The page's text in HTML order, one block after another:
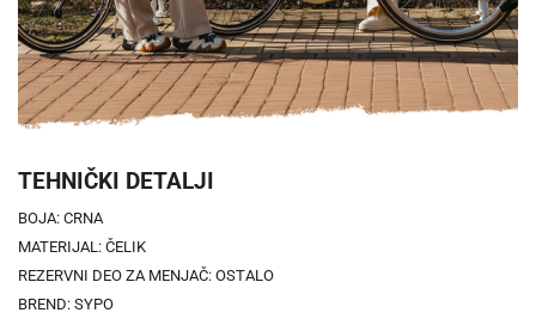
TEHNIČKI DETALJI
BOJA: CRNA
MATERIJAL: ČELIK
REZERVNI DEO ZA MENJAČ: OSTALO
BREND: SYPO